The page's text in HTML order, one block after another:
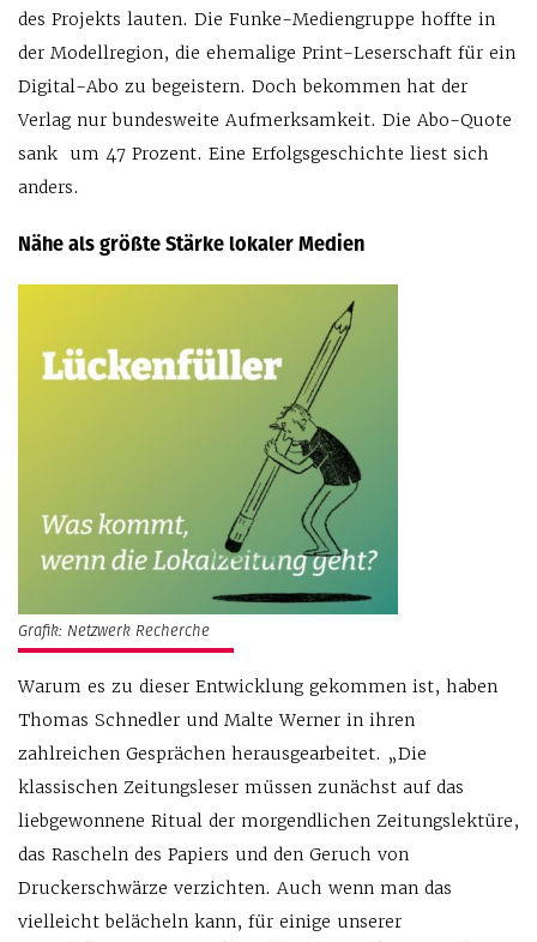
des Projekts lauten. Die Funke-Mediengruppe hoffte in
der Modellregion, die ehemalige Print-Leserschaft für ein
Digital-Abo zu begeistern. Doch bekommen hat der
Verlag nur bundesweite Aufmerksamkeit. Die Abo-Quote
sank um 47 Prozent. Eine Erfolgsgeschichte liest sich
anders.
Nähe als größte Stärke lokaler Medien
Grafik: Netzwerk Recherche
Warum es zu dieser Entwicklung gekommen ist, haben
Thomas Schnedler und Malte Werner in ihren
zahlreichen Gesprächen herausgearbeitet. „Die
klassischen Zeitungsleser müssen zunächst auf das
liebgewonnene Ritual der morgendlichen Zeitungslektüre,
das Rascheln des Papiers und den Geruch von
Druckerschwärze verzichten. Auch wenn man das
vielleicht belächeln kann, für einige unserer